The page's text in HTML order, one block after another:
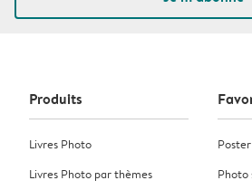
Produits
Livres Photo
Livres Photo par thèmes
Photo